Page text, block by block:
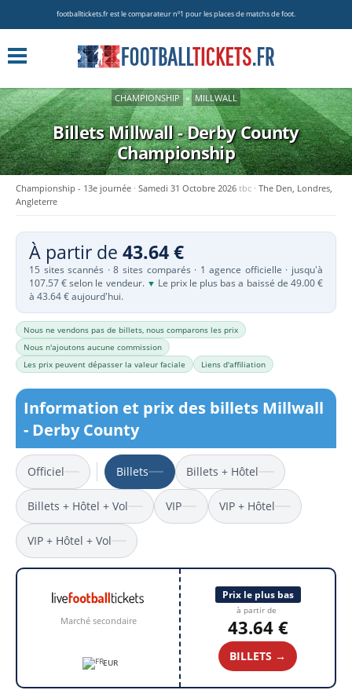
footballtickets.fr est le comparateur nº1 pour les places de matchs de foot.
CHAMPIONSHIP » MILLWALL
Billets Millwall - Derby County
Championship
Championship - 13e journée Samedi 31 Octobre 2026 tbc
The Den, Londres,
Angleterre
À partir de 43.64 €
15 sites scannés · 8 sites comparés · 1 agence officielle · jusqu'à
107.57 € selon le vendeur. ▼ Le prix le plus bas a baissé de 49.00 €
à 43.64 € aujourd'hui.
Nous ne vendons pas de billets, nous comparons les prix
Nous n'ajoutons aucune commission
Les prix peuvent dépasser la valeur faciale
Liens d'affiliation
Information et prix des billets Millwall
- Derby County
Officiel Billets Billets + Hôtel
Billets + Hôtel + Vol VIP VIP + Hôtel
VIP + Hôtel + Vol
Marché secondaire
EUR
Prix le plus bas
à partir de
43.64 €
BILLETS →